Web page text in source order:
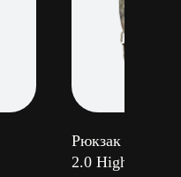
Рюкзак
2.0 Highlander